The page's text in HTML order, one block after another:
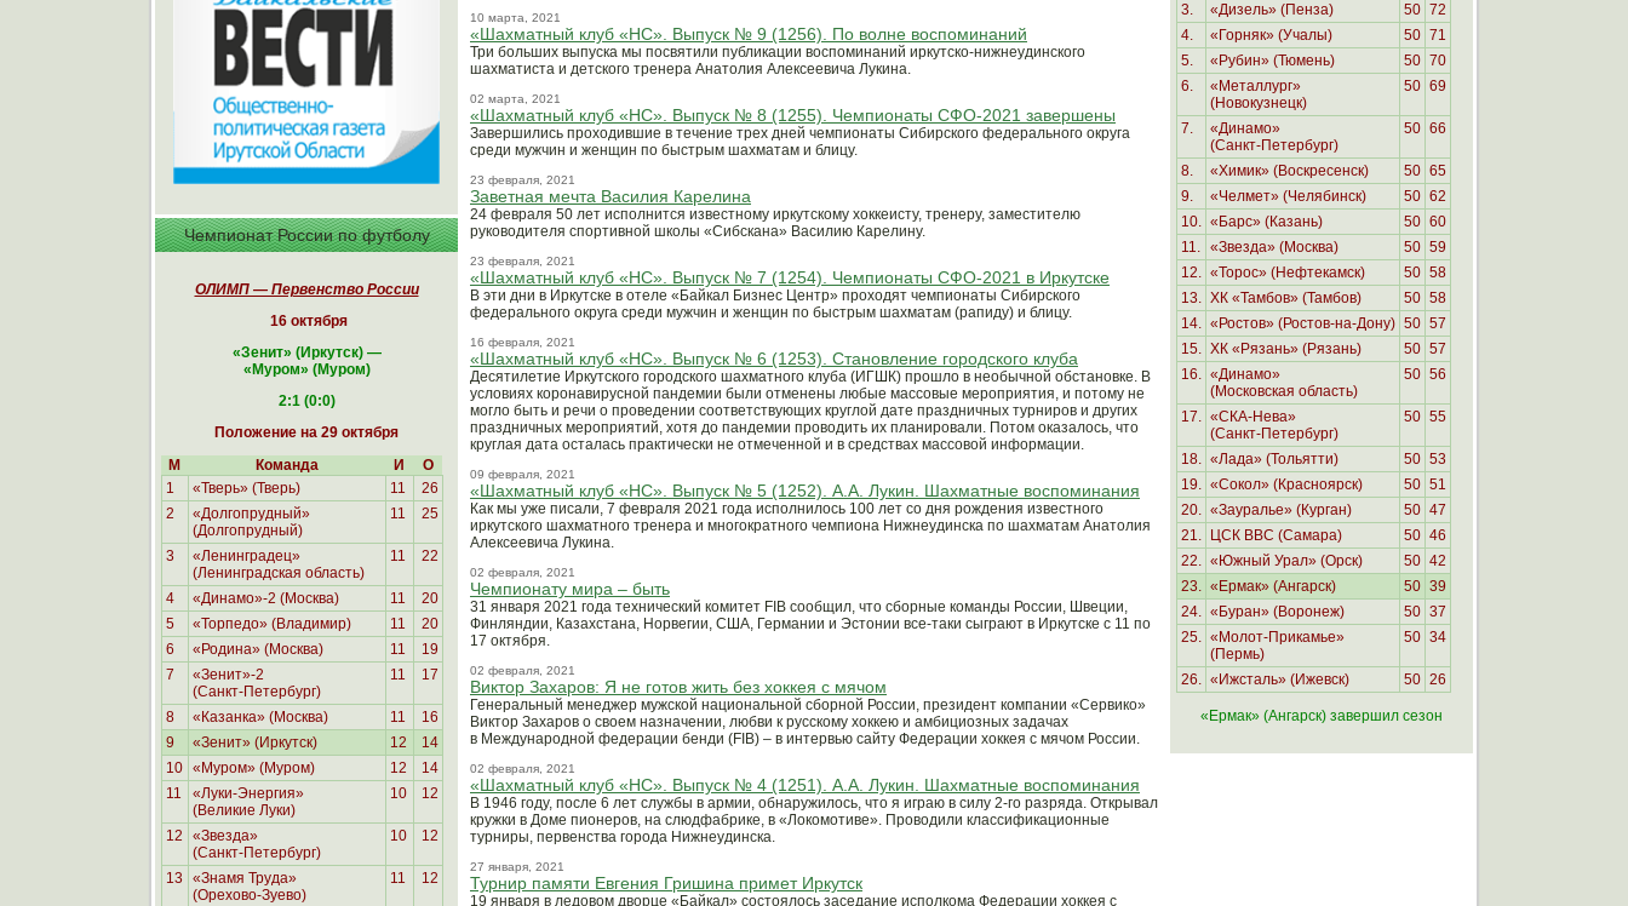
Чемпионат России по футболу
ОЛИМП — Первенство России
16 октября
«Зенит» (Иркутск) —
«Муром» (Муром)
2:1 (0:0)
Положение на 29 октября
М
Команда И
О
1
«Тверь» (Тверь) 11
26
2
«Долгопрудный»
(Долгопрудный)
11 25
3
«Ленинградец»
(Ленинградская область)
11 22
4 «Динамо»-2 (Москва) 11
20
5
«Торпедо» (Владимир) 11
20
6
«Родина» (Москва) 11
19
7
«Зенит»-2
(Санкт-Петербург)
11 17
8 «Казанка» (Москва) 11
16
9
«Зенит» (Иркутск) 12
14
10 «Муром» (Муром) 12
14
11
«Луки-Энергия»
(Великие Луки)
10 12
12
«Звезда»
(Санкт-Петербург)
10 12
13
«Знамя Труда»
(Орехово-Зуево)
11 12
10 марта, 2021
«Шахматный клуб «НС». Выпуск № 9 (1256). По волне воспоминаний
Три больших выпуска мы посвятили публикации воспоминаний иркутско-нижнеудинского
шахматиста и детского тренера Анатолия Алексеевича Лукина.
02 марта, 2021
«Шахматный клуб «НС». Выпуск № 8 (1255). Чемпионаты СФО-2021 завершены
Завершились проходившие в течение трех дней чемпионаты Сибирского федерального округа
среди мужчин и женщин по быстрым шахматам и блицу.
23 февраля, 2021
Заветная мечта Василия Карелина
24 февраля 50 лет исполнится известному иркутскому хоккеисту, тренеру, заместителю
руководителя спортивной школы «Сибскана» Василию Карелину.
23 февраля, 2021
«Шахматный клуб «НС». Выпуск № 7 (1254). Чемпионаты СФО-2021 в Иркутске
В эти дни в Иркутске в отеле «Байкал Бизнес Центр» проходят чемпионаты Сибирского
федерального округа среди мужчин и женщин по быстрым шахматам (рапиду) и блицу.
16 февраля, 2021
«Шахматный клуб «НС». Выпуск № 6 (1253). Становление городского клуба
Десятилетие Иркутского городского шахматного клуба (ИГШК) прошло в необычной обстановке. В
условиях коронавирусной пандемии были отменены любые массовые мероприятия, и потому не
могло быть и речи о проведении соответствующих круглой дате праздничных турниров и других
праздничных мероприятий, хотя до пандемии проводить их планировали. Потом оказалось, что
круглая дата осталась практически не отмеченной и в средствах массовой информации.
09 февраля, 2021
«Шахматный клуб «НС». Выпуск № 5 (1252). А.А. Лукин. Шахматные воспоминания
Как мы уже писали, 7 февраля 2021 года исполнилось 100 лет со дня рождения известного
иркутского шахматного тренера и многократного чемпиона Нижнеудинска по шахматам Анатолия
Алексеевича Лукина.
02 февраля, 2021
Чемпионату мира – быть
31 января 2021 года технический комитет FIB сообщил, что сборные команды России, Швеции,
Финляндии, Казахстана, Норвегии, США, Германии и Эстонии все-таки сыграют в Иркутске с 11 по
17 октября.
02 февраля, 2021
Виктор Захаров: Я не готов жить без хоккея с мячом
Генеральный менеджер мужской национальной сборной России, президент компании «Сервико»
Виктор Захаров о своем назначении, любви к русскому хоккею и амбициозных задачах
в Международной федерации бенди (FIB) – в интервью сайту Федерации хоккея с мячом России.
02 февраля, 2021
«Шахматный клуб «НС». Выпуск № 4 (1251). А.А. Лукин. Шахматные воспоминания
В 1946 году, после 6 лет службы в армии, обнаружилось, что я играю в силу 2-го разряда. Открывал
кружки в Доме пионеров, на слюдфабрике, в «Локомотиве». Проводили классификационные
турниры, первенства города Нижнеудинска.
27 января, 2021
Турнир памяти Евгения Гришина примет Иркутск
19 января в ледовом дворце «Байкал» состоялось заседание исполкома Федерации хоккея с
3. «Дизель» (Пенза) 50 72
4.
«Горняк» (Учалы) 50 71
5.
«Рубин» (Тюмень) 50 70
6.
«Металлург»
(Новокузнецк)
50 69
7.
«Динамо»
(Санкт-Петербург)
50 66
8. «Химик» (Воскресенск) 50 65
9.
«Челмет» (Челябинск) 50 62
10. «Барс» (Казань) 50 60
11. «Звезда» (Москва) 50 59
12. «Торос» (Нефтекамск) 50 58
13. ХК «Тамбов» (Тамбов) 50 58
14. «Ростов» (Ростов-на-Дону) 50 57
15. ХК «Рязань» (Рязань) 50 57
16. «Динамо»
(Московская область)
50 56
17. «СКА-Нева»
(Санкт-Петербург)
50 55
18. «Лада» (Тольятти) 50 53
19. «Сокол» (Красноярск) 50 51
20. «Зауралье» (Курган) 50 47
21.
ЦСК ВВС (Самара) 50 46
22. «Южный Урал» (Орск) 50 42
23. «Ермак» (Ангарск) 50 39
24. «Буран» (Воронеж) 50 37
25. « Молот-Прикамье»
(Пермь)
50 34
26. « Ижсталь» (Ижевск) 50 26
«Ермак» (Ангарск) завершил сезон